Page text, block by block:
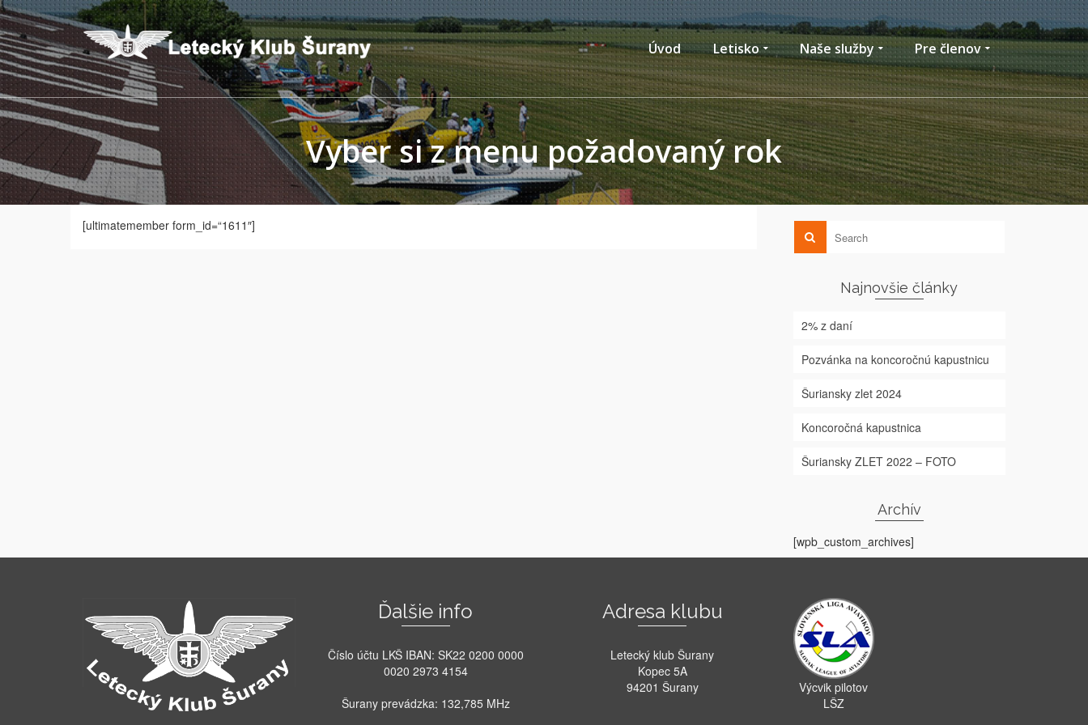
Úvod Letisko Naše služby Pre členov
Vyber si z menu požadovaný rok
[ultimatemember form_id=“1611″]
Najnovšie články
2% z daní
Pozvánka na koncoročnú kapustnicu
Šuriansky zlet 2024
Koncoročná kapustnica
Šuriansky ZLET 2022 – FOTO
Archív
[wpb_custom_archives]
Ďalšie info
Číslo účtu LKŠ IBAN: SK22 0200 0000
0020 2973 4154
Šurany prevádzka: 132,785 MHz
Adresa klubu
Letecký klub Šurany
Kopec 5A
94201 Šurany
Výcvik pilotov
LŠZ